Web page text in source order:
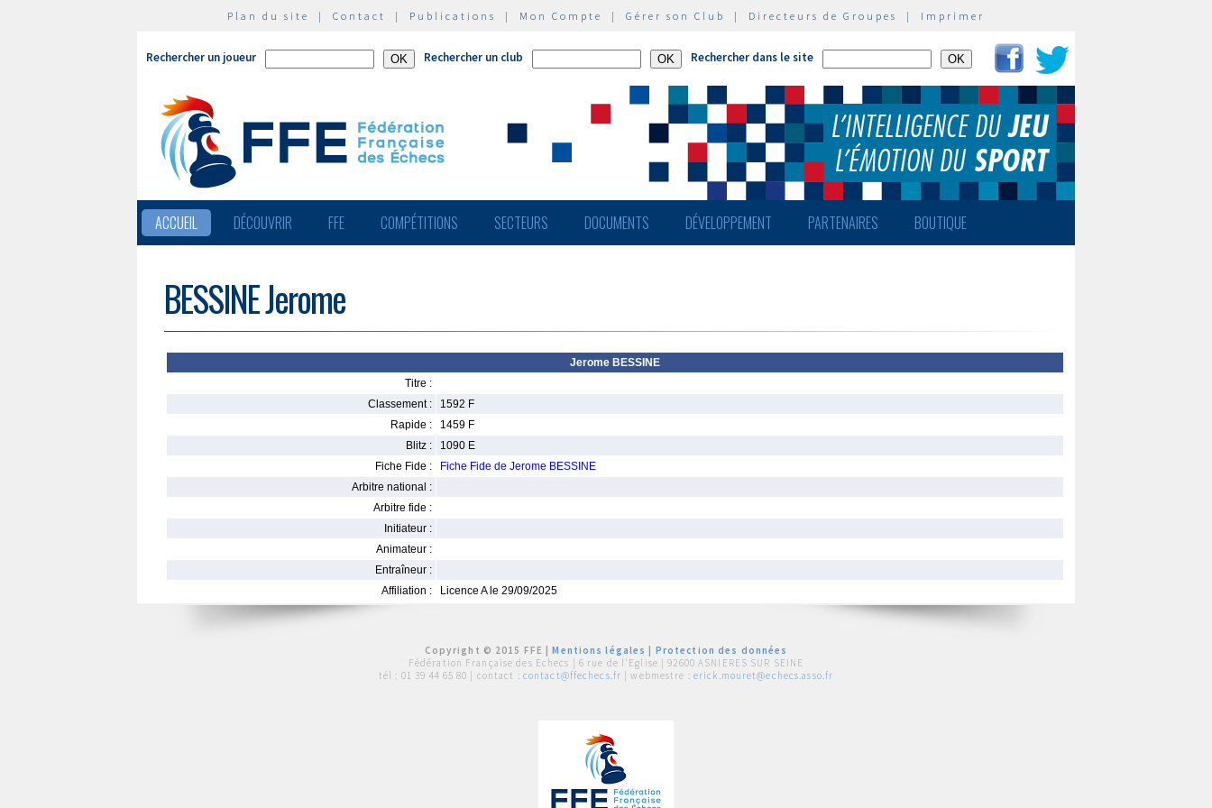
Plan du site | Contact | Publications | Mon Compte | Gérer son Club | Directeurs de Groupes | Imprimer
Rechercher un joueur Rechercher un club Rechercher dans le site
ACCUEIL DÉCOUVRIR FFE COMPÉTITIONS SECTEURS DOCUMENTS DÉVELOPPEMENT PARTENAIRES BOUTIQUE
BESSINE Jerome
Jerome BESSINE
Titre :
Classement :
1592 F
Rapide :
1459 F
Blitz :
1090 E
Fiche Fide :
Fiche Fide de Jerome BESSINE
Arbitre national :
Arbitre fide :
Initiateur :
Animateur :
Entraîneur :
Affiliation :
Licence A le 29/09/2025
Copyright © 2015 FFE |Mentions légales
Protection des données
Fédération Française des Echecs | 6 rue de l'Eglise | 92600 ASNIERES SUR SEINE
tél : 01 39 44 65 80 | contact : contact@ffechecs.fr | webmestre : erick.mouret@echecs.asso.fr